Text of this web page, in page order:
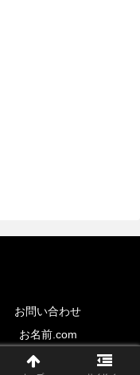
お問い合わせ
お名前.com